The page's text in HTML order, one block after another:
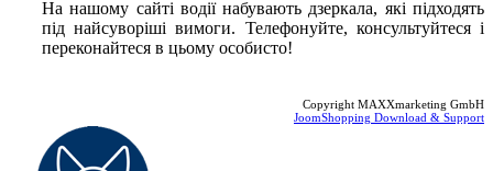
На нашому сайті водії набувають дзеркала, які підходять
під найсуворіші вимоги. Телефонуйте, консультуйтеся і
переконайтеся в цьому особисто!
Copyright MAXXmarketing GmbH
JoomShopping Download & Support